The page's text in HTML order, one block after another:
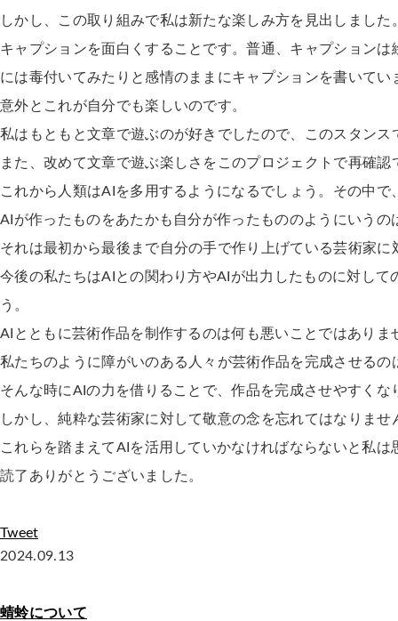
しかし、この取り組みで私は新たな楽しみ方を見出しました
キャプションを面白くすることです。普通、キャプション
には毒付いてみたりと感情のままにキャプションを書いてい
意外とこれが自分でも楽しいのです。
私はもともと文章で遊ぶのが好きでしたので、このスタン
また、改めて文章で遊ぶ楽しさをこのプロジェクトで再確認
これから人類はAIを多用するようになるでしょう。その中
AIが作ったものをあたかも自分が作ったもののようにいう
それは最初から最後まで自分の手で作り上げている芸術家
今後の私たちはAIとの関わり方やAIが出力したものに対し
う。
AIとともに芸術作品を制作するのは何も悪いことではありま
私たちのように障がいのある人々が芸術作品を完成させるの
そんな時にAIの力を借りることで、作品を完成させやすくな
しかし、純粋な芸術家に対して敬意の念を忘れてはなりませ
これらを踏まえてAIを活用していかなければならないと私は
読了ありがとうございました。
Tweet
2024.09.13
蜻蛉について